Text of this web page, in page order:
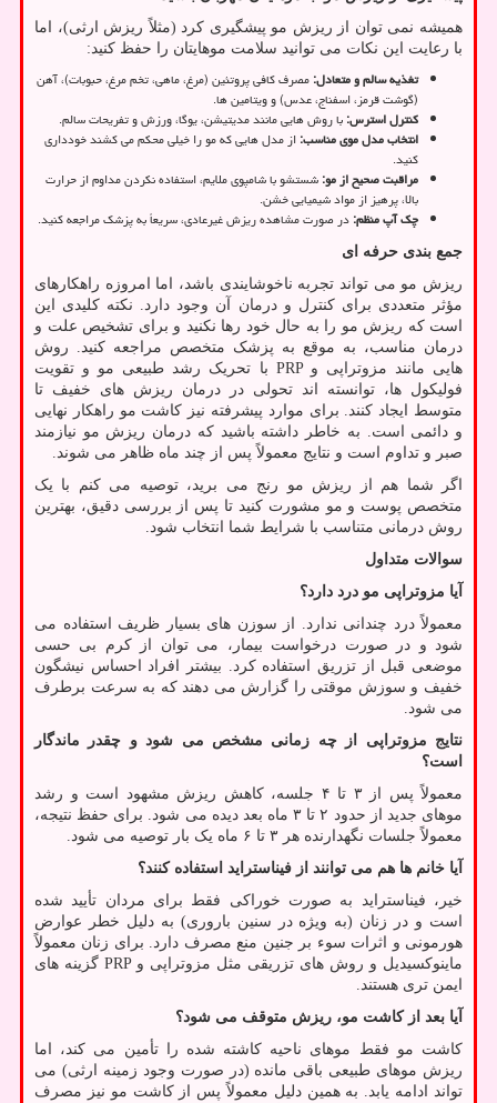
همیشه نمی توان از ریزش مو پیشگیری کرد (مثلاً ریزش ارثی)، اما
با رعایت این نکات می توانید سلامت موهایتان را حفظ کنید:
تغذیه سالم و متعادل:مصرف کافی پروتئین (مرغ، ماهی، تخم مرغ، حبوبات)، آهن
(گوشت قرمز، اسفناج، عدس) و ویتامین ها.
کنترل استرس:با روش هایی مانند مدیتیشن، یوگا، ورزش و تفریحات سالم.
انتخاب مدل موی مناسب:از مدل هایی که مو را خیلی محکم می کشند خودداری
کنید.
مراقبت صحیح از مو:شستشو با شامپوی ملایم، استفاده نکردن مداوم از حرارت
بالا، پرهیز از مواد شیمیایی خشن.
چک آپ منظم:در صورت مشاهده ریزش غیرعادی، سریعاً به پزشک مراجعه کنید.
جمع بندی حرفه ای
ریزش مو می تواند تجربه ناخوشایندی باشد، اما امروزه راهکارهای
مؤثر متعددی برای کنترل و درمان آن وجود دارد. نکته کلیدی این
است که ریزش مو را به حال خود رها نکنید و برای تشخیص علت و
درمان مناسب، به موقع به پزشک متخصص مراجعه کنید. روش
هایی مانند مزوتراپی و PRP با تحریک رشد طبیعی مو و تقویت
فولیکول ها، توانسته اند تحولی در درمان ریزش های خفیف تا
متوسط ایجاد کنند. برای موارد پیشرفته نیز کاشت مو راهکار نهایی
و دائمی است. به خاطر داشته باشید که درمان ریزش مو نیازمند
صبر و تداوم است و نتایج معمولاً پس از چند ماه ظاهر می شوند.
اگر شما هم از ریزش مو رنج می برید، توصیه می کنم با یک
متخصص پوست و مو مشورت کنید تا پس از بررسی دقیق، بهترین
روش درمانی متناسب با شرایط شما انتخاب شود.
سوالات متداول
آیا مزوتراپی مو درد دارد؟
معمولاً درد چندانی ندارد. از سوزن های بسیار ظریف استفاده می
شود و در صورت درخواست بیمار، می توان از کرم بی حسی
موضعی قبل از تزریق استفاده کرد. بیشتر افراد احساس نیشگون
خفیف و سوزش موقتی را گزارش می دهند که به سرعت برطرف
می شود.
نتایج مزوتراپی از چه زمانی مشخص می شود و چقدر ماندگار
است؟
معمولاً پس از ۳ تا ۴ جلسه، کاهش ریزش مشهود است و رشد
موهای جدید از حدود ۲ تا ۳ ماه بعد دیده می شود. برای حفظ نتیجه،
معمولاً جلسات نگهدارنده هر ۳ تا ۶ ماه یک بار توصیه می شود.
آیا خانم ها هم می توانند از فیناستراید استفاده کنند؟
خیر، فیناستراید به صورت خوراکی فقط برای مردان تأیید شده
است و در زنان (به ویژه در سنین باروری) به دلیل خطر عوارض
هورمونی و اثرات سوء بر جنین منع مصرف دارد. برای زنان معمولاً
ماینوکسیدیل و روش های تزریقی مثل مزوتراپی و PRP گزینه های
ایمن تری هستند.
آیا بعد از کاشت مو، ریزش متوقف می شود؟
کاشت مو فقط موهای ناحیه کاشته شده را تأمین می کند، اما
ریزش موهای طبیعی باقی مانده (در صورت وجود زمینه ارثی) می
تواند ادامه یابد. به همین دلیل معمولاً پس از کاشت مو نیز مصرف